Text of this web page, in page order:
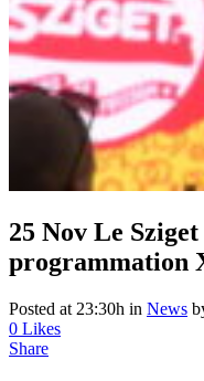
25 Nov Le
programmation
Posted at 23:30h in News
0 Likes
Share